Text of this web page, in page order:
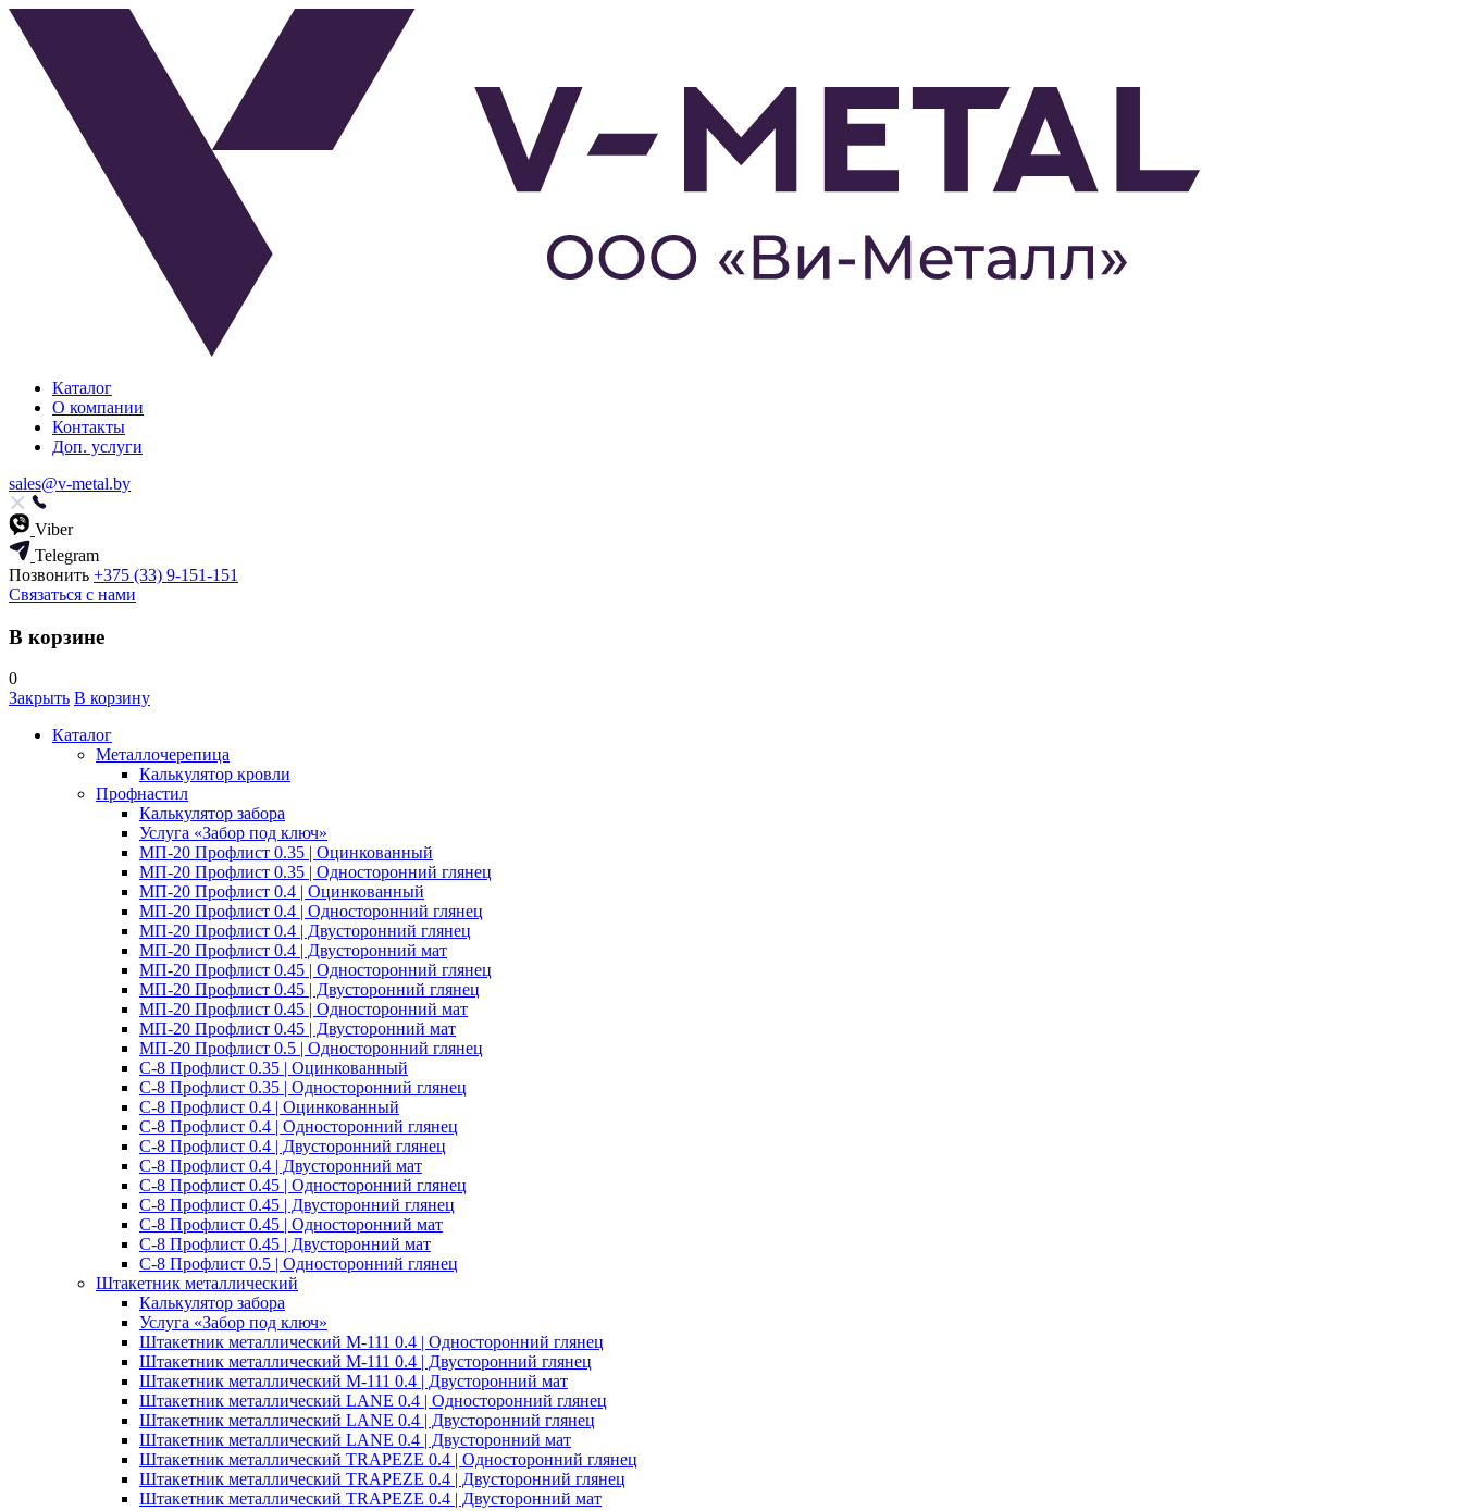
Каталог
О компании
Контакты
Доп. услуги
sales@v-metal.by
Viber
Telegram
Позвонить +375 (33) 9-151-151
Связаться с нами
В корзине
0
Закрыть В корзину
Каталог
Металлочерепица
Калькулятор кровли
Профнастил
Калькулятор забора
Услуга «Забор под ключ»
МП-20 Профлист 0.35 | Оцинкованный
МП-20 Профлист 0.35 | Односторонний глянец
МП-20 Профлист 0.4 | Оцинкованный
МП-20 Профлист 0.4 | Односторонний глянец
МП-20 Профлист 0.4 | Двусторонний глянец
МП-20 Профлист 0.4 | Двусторонний мат
МП-20 Профлист 0.45 | Односторонний глянец
МП-20 Профлист 0.45 | Двусторонний глянец
МП-20 Профлист 0.45 | Односторонний мат
МП-20 Профлист 0.45 | Двусторонний мат
МП-20 Профлист 0.5 | Односторонний глянец
С-8 Профлист 0.35 | Оцинкованный
С-8 Профлист 0.35 | Односторонний глянец
С-8 Профлист 0.4 | Оцинкованный
С-8 Профлист 0.4 | Односторонний глянец
С-8 Профлист 0.4 | Двусторонний глянец
С-8 Профлист 0.4 | Двусторонний мат
С-8 Профлист 0.45 | Односторонний глянец
С-8 Профлист 0.45 | Двусторонний глянец
С-8 Профлист 0.45 | Односторонний мат
С-8 Профлист 0.45 | Двусторонний мат
С-8 Профлист 0.5 | Односторонний глянец
Штакетник металлический
Калькулятор забора
Услуга «Забор под ключ»
Штакетник металлический M-111 0.4 | Односторонний глянец
Штакетник металлический M-111 0.4 | Двусторонний глянец
Штакетник металлический M-111 0.4 | Двусторонний мат
Штакетник металлический LANE 0.4 | Односторонний глянец
Штакетник металлический LANE 0.4 | Двусторонний глянец
Штакетник металлический LANE 0.4 | Двусторонний мат
Штакетник металлический TRAPEZE 0.4 | Односторонний глянец
Штакетник металлический TRAPEZE 0.4 | Двусторонний глянец
Штакетник металлический TRAPEZE 0.4 | Двусторонний мат